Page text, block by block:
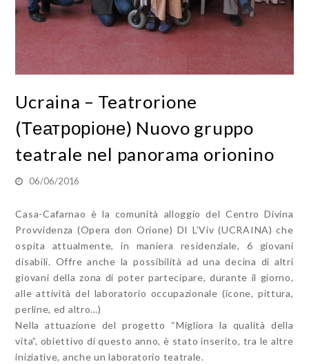
Ucraina – Teatrorione
(Театроріоне) Nuovo gruppo
teatrale nel panorama orionino
06/06/2016
Casa-Cafarnao è la comunità alloggio del Centro Divina
Provvidenza (Opera don Orione) DI L’Viv (UCRAINA) che
ospita attualmente, in maniera residenziale, 6 giovani
disabili. Offre anche la possibilità ad una decina di altri
giovani della zona di poter partecipare, durante il giorno,
alle attività del laboratorio occupazionale (icone, pittura,
perline, ed altro…)
Nella attuazione del progetto “Migliora la qualità della
vita”, obiettivo di questo anno, è stato inserito, tra le altre
iniziative, anche un laboratorio teatrale.